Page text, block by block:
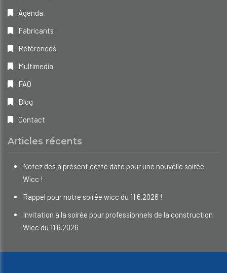
Agenda
Fabricants
Références
Multimedia
FAQ
Blog
Contact
Articles récents
Notez dès à présent cette date pour une nouvelle soirée
Wicc !
Rappel pour notre soirée wicc du 11.6.2026 !
Invitation à la soirée pour professionnels de la construction
Wicc du 11.6.2026